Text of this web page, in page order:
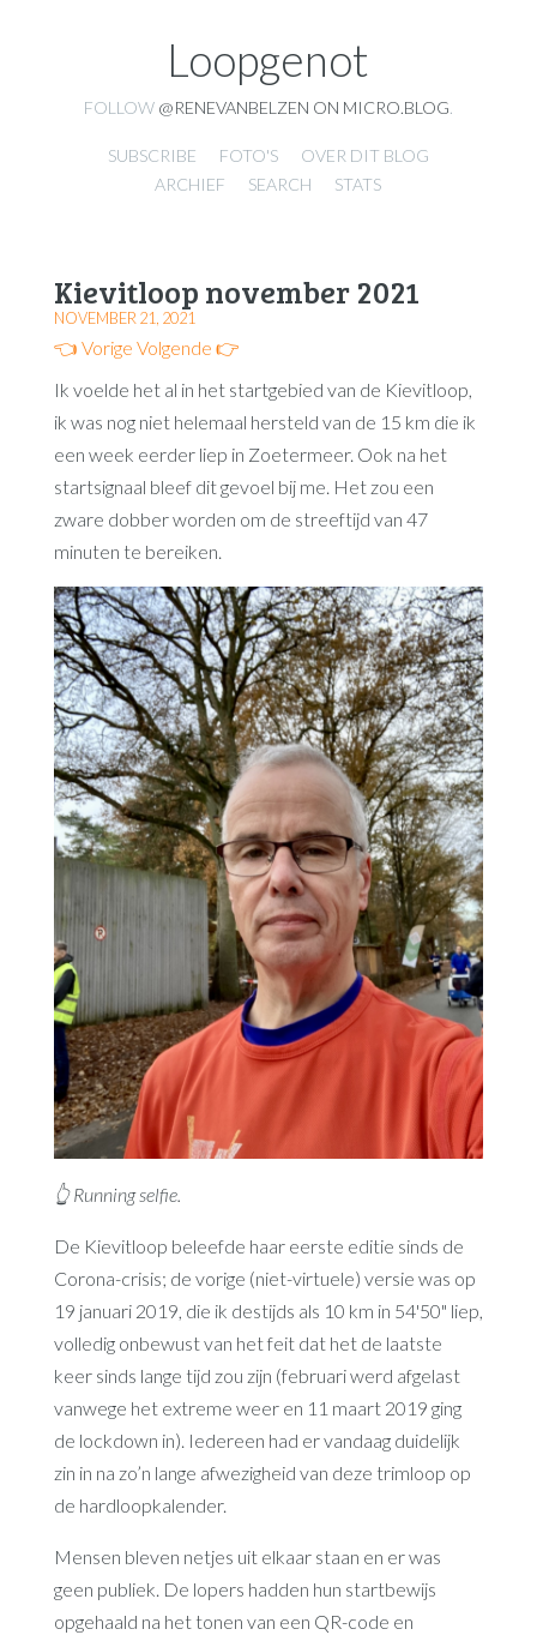
Loopgenot
FOLLOW @RENEVANBELZEN ON MICRO.BLOG
SUBSCRIBE FOTO'S
OVER DIT BLOG
ARCHIEF
SEARCH STATS
Kievitloop november 2021
NOVEMBER 21, 2021
👈 Vorige Volgende 👉
Ik voelde het al in het startgebied van de Kievitloop,
ik was nog niet helemaal hersteld van de 15 km die ik
een week eerder liep in Zoetermeer. Ook na het
startsignaal bleef dit gevoel bij me. Het zou een
zware dobber worden om de streeftijd van 47
minuten te bereiken.
👆 Running selfie.
De Kievitloop beleefde haar eerste editie sinds de
Corona-crisis; de vorige (niet-virtuele) versie was op
19 januari 2019, die ik destijds als 10 km in 54'50" liep,
volledig onbewust van het feit dat het de laatste
keer sinds lange tijd zou zijn (februari werd afgelast
vanwege het extreme weer en 11 maart 2019 ging
de lockdown in). Iedereen had er vandaag duidelijk
zin in na zo’n lange afwezigheid van deze trimloop op
de hardloopkalender.
Mensen bleven netjes uit elkaar staan en er was
geen publiek. De lopers hadden hun startbewijs
opgehaald na het tonen van een QR-code en